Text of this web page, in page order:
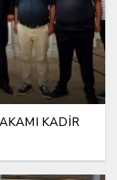
KADİR